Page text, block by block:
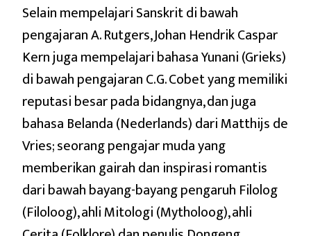
Selain mempelajari Sanskrit di bawah
pengajaran A. Rutgers, Johan Hendrik Caspar
Kern juga mempelajari bahasa Yunani (Grieks)
di bawah pengajaran C.G. Cobet yang memiliki
reputasi besar pada bidangnya, dan juga
bahasa Belanda (Nederlands) dari Matthijs de
Vries; seorang pengajar muda yang
memberikan gairah dan inspirasi romantis
dari bawah bayang-bayang pengaruh Filolog
(Filoloog), ahli Mitologi (Mytholoog), ahli